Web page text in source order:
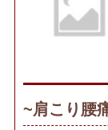
~肩こり腰